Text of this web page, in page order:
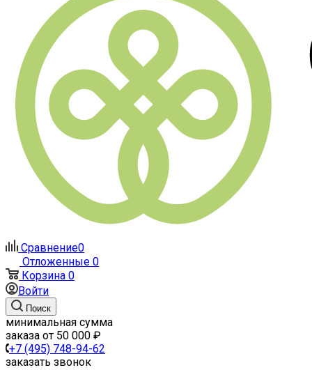
Сравнение0
Отложенные 0
Корзина 0
Войти
Поиск
минимальная сумма
заказа от 50 000 ₽
+7 (495) 748-94-62
заказать звонок